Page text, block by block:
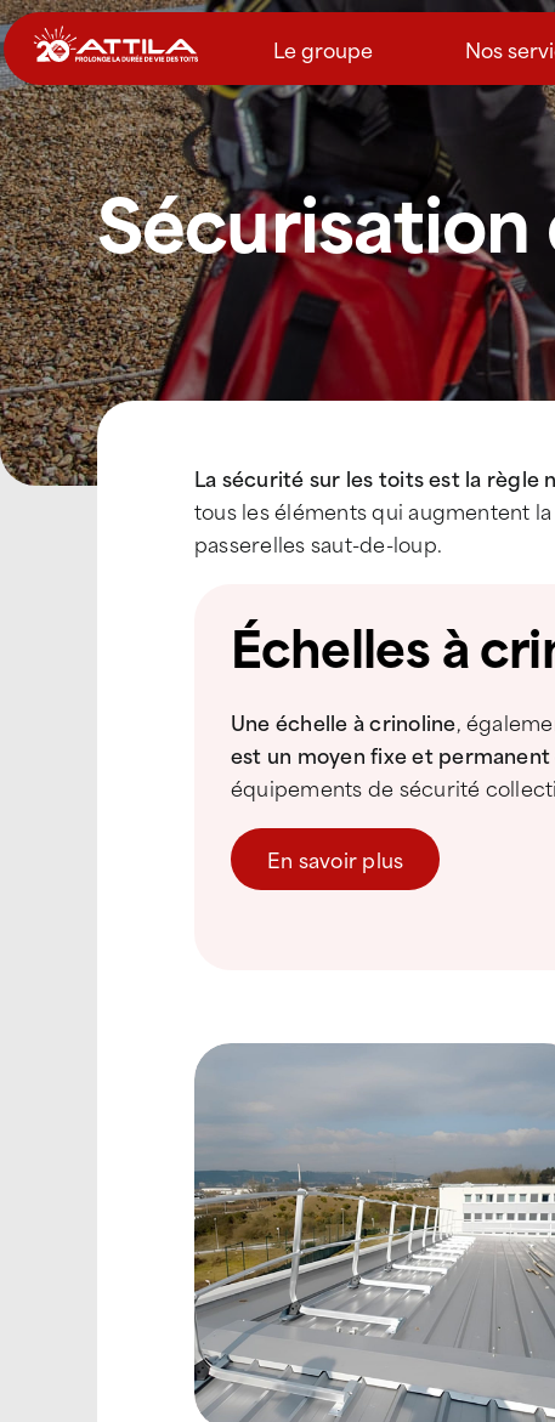
Passer
au
contenu
Le groupe Nos
La sécurité sur les toits est la règle
tous les éléments qui augmentent
passerelles saut-de-loup.
Échelles à
Une échelle à crinoline,
est un moyen fixe et
équipements de sécurité
En savoir plus